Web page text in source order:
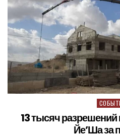
Posted
13 тысяч разрешений
Йе’Ша за